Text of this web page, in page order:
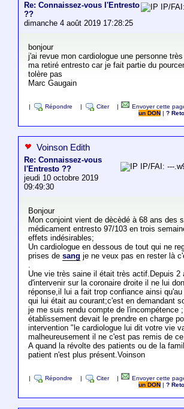
Re: Connaissez-vous l'Entresto
??
dimanche 4 août 2019 17:28:25
IP/
bonjour
j'ai revue mon cardiologue une personne
ma retiré entresto car je fait partie du
tolère pas
Marc Gaugain
Répondre Citer Envoyer cette
un DON
|?
Voinson Edith
Re: Connaissez-vous
l'Entresto ??
jeudi 10 octobre 2019
09:49:30
IP/FAI: ---
Bonjour
Mon conjoint vient de dècèdé à 68 ans des
médicament entresto 97/103 en trois
effets indésirables;
Un cardiologue en dessous de tout qui ne
prises de sang je ne veux pas en rester là
.
Une vie très saine il était très actif.Depuis 2
d'intervenir sur la coronaire droite il ne lui
réponse,il lui a fait trop confiance ainsi
qui lui était au courant;c'est en demandant
je me suis rendu compte de l'incompétence
établissement devait le prendre en charge
intervention "le cardiologue lui dit votre vie
malheureusement il ne c'est pas remis de
A quand la révolte des patients ou de la
patient n'est plus présent.Voinson
Répondre Citer Envoyer cette
un DON
|?